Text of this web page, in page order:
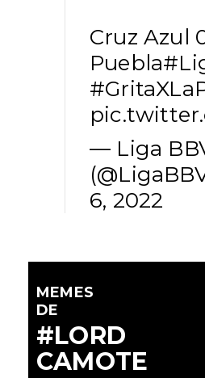
Cruz Azul
Puebla
— Liga
6, 2022
MEMES
DE
#LORD
CAMOTE